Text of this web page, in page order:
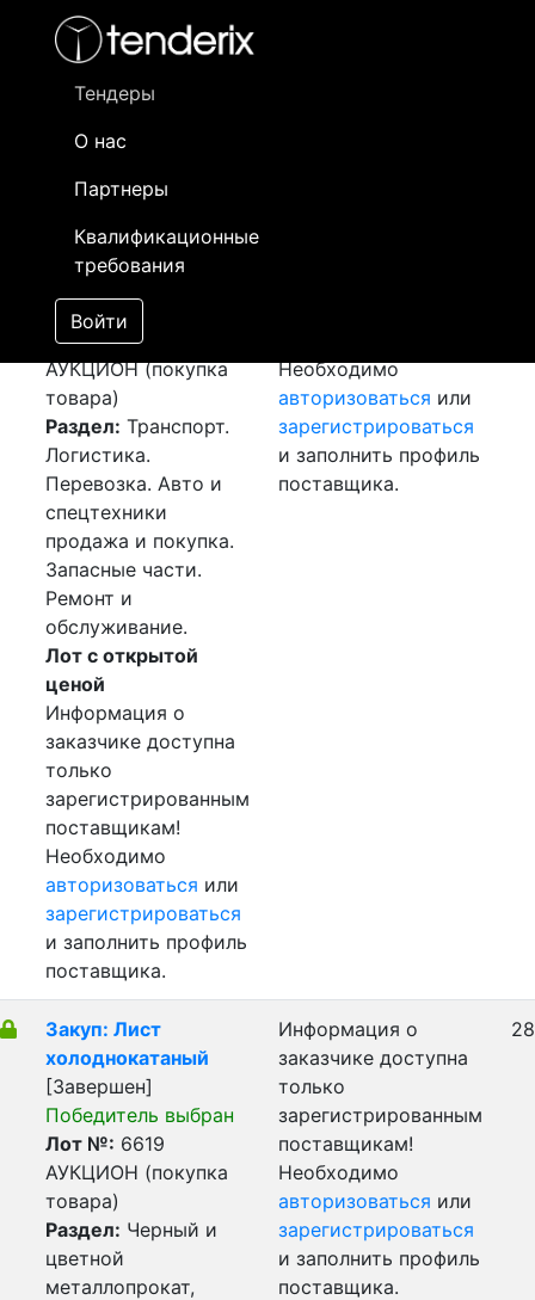
Тендеры
О нас
Партнеры
Квалификационные
требования
Войти
- активный лот
- сохраненный лот (не опубликован)
Закупка: Перевозка
г.Актау (РК) -
г.Атырау (РК)
[Завершен]
Лот №:6620
АУКЦИОН (покупка
товара)
Раздел: Транспорт.
Логистика.
Перевозка. Авто и
спецтехники
продажа и покупка.
Запасные части.
Ремонт и
обслуживание.
Лот с открытой
ценой
Информация о
заказчике доступна
только
зарегистрированным
поставщикам!
Необходимо
авторизоваться или
зарегистрироваться
и заполнить профиль
поставщика.
Необходимо
авторизоваться или
зарегистрироваться
и заполнить профиль
поставщика.
Закуп: Лист
холоднокатаный
[Завершен]
Победитель выбран
Лот №: 6619
АУКЦИОН (покупка
товара)
Раздел: Черный и
цветной
металлопрокат,
Информация о
заказчике доступна
только
зарегистрированным
поставщикам!
Необходимо
авторизоваться или
зарегистрироваться
и заполнить профиль
поставщика.